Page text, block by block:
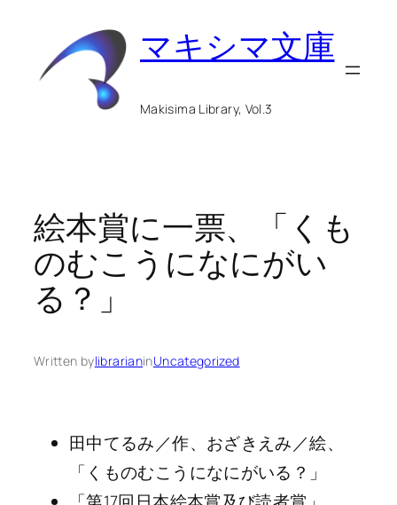
マキシマ文庫
Makisima Library, Vol.3
絵本賞に一票、「くも
のむこうになにがい
る？」
Written bylibrarianinUncategorized
田中てるみ／作、おざきえみ／絵、
「くものむこうになにがいる？」